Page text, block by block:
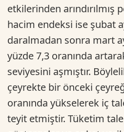
etkilerinden arındırılmış
hacim endeksi ise şubat
daralmadan sonra mart
yüzde 7,3 oranında
seviyesini aşmıştır.
çeyrekte bir önceki
oranında yükselerek iç
teyit etmiştir. Tüketim